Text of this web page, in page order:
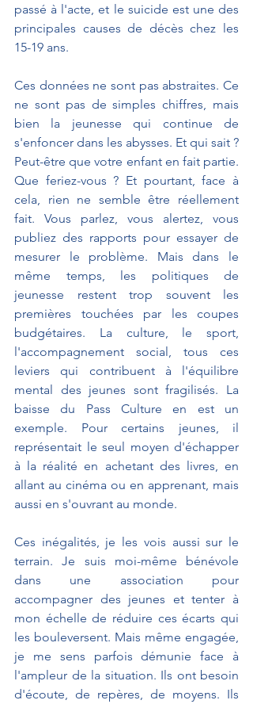
passé à l'acte, et le suicide est une des
principales causes de décès chez les
15-19 ans.
Ces données ne sont pas abstraites. Ce
ne sont pas de simples chiffres, mais
bien la jeunesse qui continue de
s'enfoncer dans les abysses. Et qui sait ?
Peut-être que votre enfant en fait partie.
Que feriez-vous ? Et pourtant, face à
cela, rien ne semble être réellement
fait. Vous parlez, vous alertez, vous
publiez des rapports pour essayer de
mesurer le problème. Mais dans le
même temps, les politiques de
jeunesse restent trop souvent les
premières touchées par les coupes
budgétaires. La culture, le sport,
l'accompagnement social, tous ces
leviers qui contribuent à l'équilibre
mental des jeunes sont fragilisés. La
baisse du Pass Culture en est un
exemple. Pour certains jeunes, il
représentait le seul moyen d'échapper
à la réalité en achetant des livres, en
allant au cinéma ou en apprenant, mais
aussi en s'ouvrant au monde.
Ces inégalités, je les vois aussi sur le
terrain. Je suis moi-même bénévole
dans une association pour
accompagner des jeunes et tenter à
mon échelle de réduire ces écarts qui
les bouleversent. Mais même engagée,
je me sens parfois démunie face à
l'ampleur de la situation. Ils ont besoin
d'écoute, de repères, de moyens. Ils